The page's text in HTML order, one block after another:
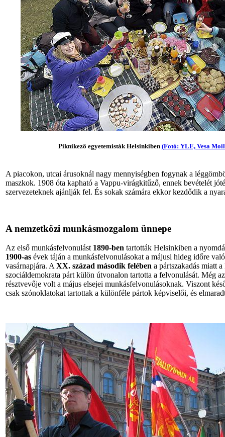
Piknikező egyetemisták Helsinkiben (Fotó: YLE, Vesa
A piacokon, utcai árusoknál nagy mennyiségben fogynak a
maszkok. 1908 óta kapható a Vappu-virágkitűző, ennek bevételét
szervezeteknek ajánlják fel. És sokak számára ekkor kezdődik a
A nemzetközi munkásmozgalom ünnepe
Az első munkásfelvonulást 1890-ben tartották Helsinkiben a
1900-as évek táján a munkásfelvonulásokat a májusi hideg időre
vasárnapjára. A XX. század második felében a pártszakadás miatt
szociáldemokrata párt külön útvonalon tartotta a felvonulását. Még
résztvevője volt a május elsejei munkásfelvonulásoknak. Viszont
csak szónoklatokat tartottak a különféle pártok képviselői, és